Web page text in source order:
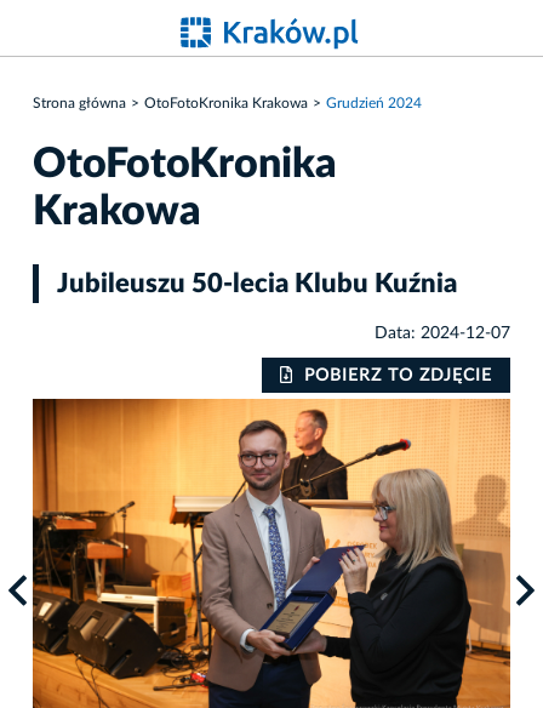
Strona główna OtoFotoKronika Krakowa Grudzień 2024
OtoFotoKronika
Krakowa
Jubileuszu 50-lecia Klubu Kuźnia
Data: 2024-12-07
POBIERZ TO ZDJĘCIE